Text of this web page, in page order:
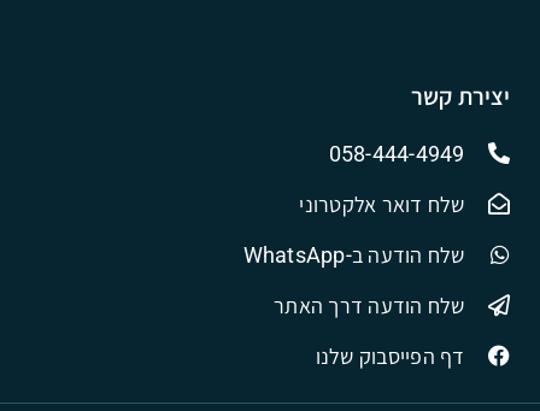
יצירת קשר
058-444-4949
שלח דואר אלקטרוני
שלח הודעה ב-WhatsApp
שלח הודעה דרך האתר
דף הפייסבוק שלנו